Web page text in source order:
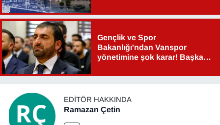
Gençlik ve Spor
Bakanlığı'ndan Vanspor
yönetimine şok karar! Başkan
EDITÖR HAKKINDA
Ramazan Çetin